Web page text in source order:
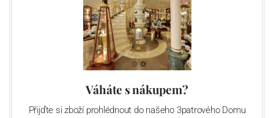
Váháte s nákupem?
Přijďte si zboží prohlédnout do našeho 3patrového Domu